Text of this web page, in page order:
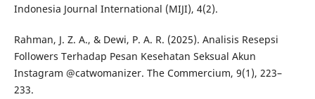
Indonesia Journal International (MIJI), 4(2).
Rahman, J. Z. A., & Dewi, P. A. R. (2025). Analisis Resepsi
Followers Terhadap Pesan Kesehatan Seksual Akun
Instagram @catwomanizer. The Commercium, 9(1), 223–
233.